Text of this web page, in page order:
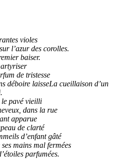
violes
l’azur des corolles.
baiser.
de tristesse
déboire laisseLa cueillaison d’un
le pavé vieilli
dans la rue
apparue
de clarté
d’enfant gâté
mains mal fermées
parfumées.